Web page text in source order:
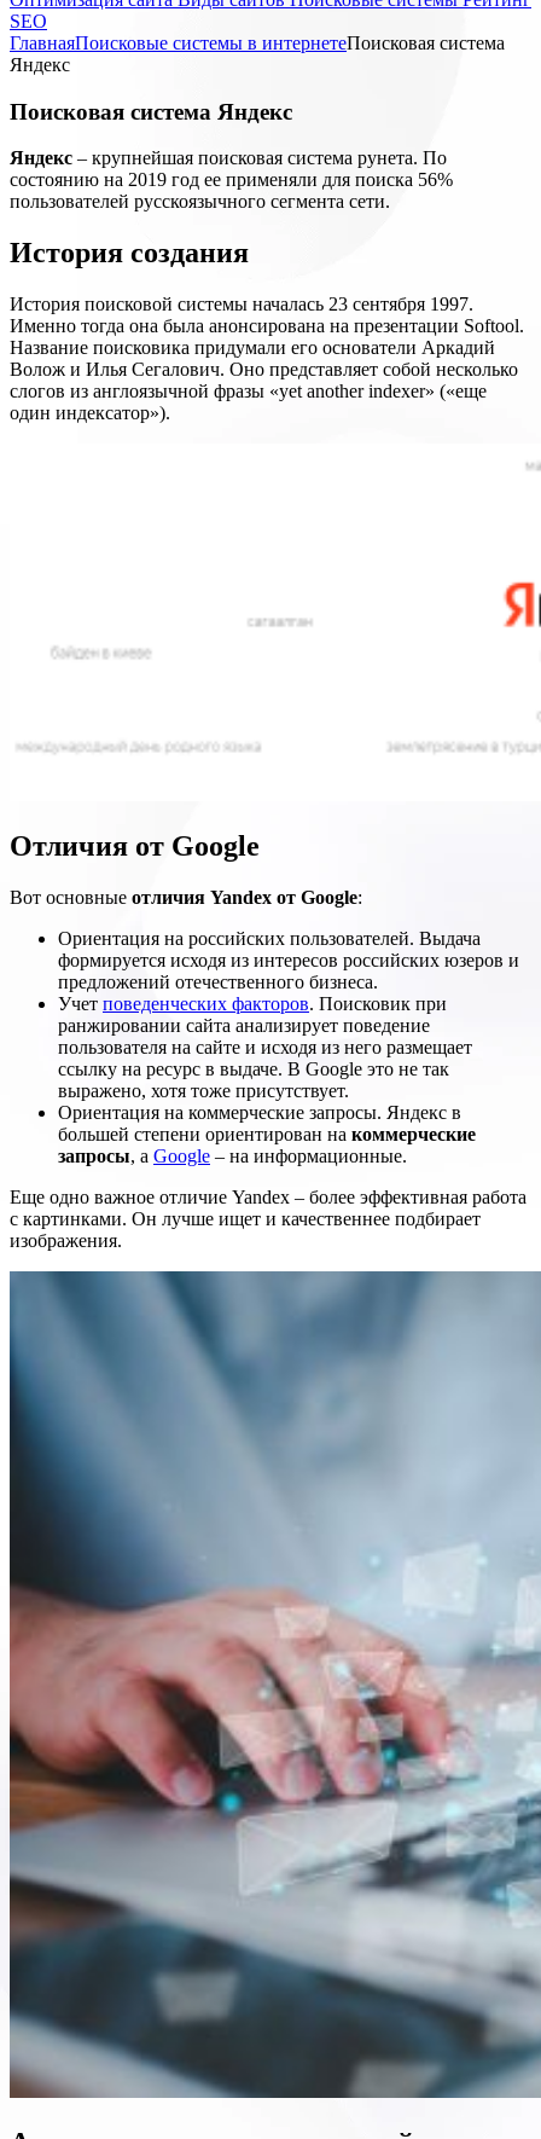
SEO
ГлавнаяПоисковые системы в интернетеПоисковая система
Яндекс
Поисковая система Яндекс
Яндекс – крупнейшая поисковая система рунета. По
состоянию на 2019 год ее применяли для поиска 56%
пользователей русскоязычного сегмента сети.
История создания
История поисковой системы началась 23 сентября 1997.
Именно тогда она была анонсирована на презентации Softool.
Название поисковика придумали его основатели Аркадий
Волож и Илья Сегалович. Оно представляет собой несколько
слогов из англоязычной фразы «yet another indexer» («еще
один индексатор»).
Отличия от Google
Вот основные отличия Yandex от Google:
Ориентация на российских пользователей. Выдача
формируется исходя из интересов российских юзеров и
предложений отечественного бизнеса.
Учет поведенческих факторов. Поисковик при
ранжировании сайта анализирует поведение
пользователя на сайте и исходя из него размещает
ссылку на ресурс в выдаче. В Google это не так
выражено, хотя тоже присутствует.
Ориентация на коммерческие запросы. Яндекс в
большей степени ориентирован на коммерческие
запросы, а Google – на информационные.
Еще одно важное отличие Yandex – более эффективная работа
с картинками. Он лучше ищет и качественнее подбирает
изображения.